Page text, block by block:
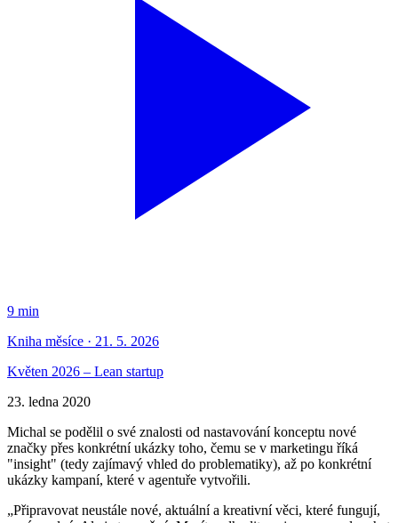
9 min
Kniha měsíce · 21. 5. 2026
Květen 2026 – Lean startup
23. ledna 2020
Michal se podělil o své znalosti od nastavování konceptu nové
značky přes konkrétní ukázky toho, čemu se v marketingu říká
"insight" (tedy zajímavý vhled do problematiky), až po konkrétní
ukázky kampaní, které v agentuře vytvořili.
„Připravovat neustále nové, aktuální a kreativní věci, které fungují,